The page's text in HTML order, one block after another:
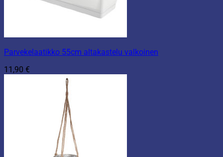
Parvekelaatikko 55cm altakastelu valkoinen
11,90 €